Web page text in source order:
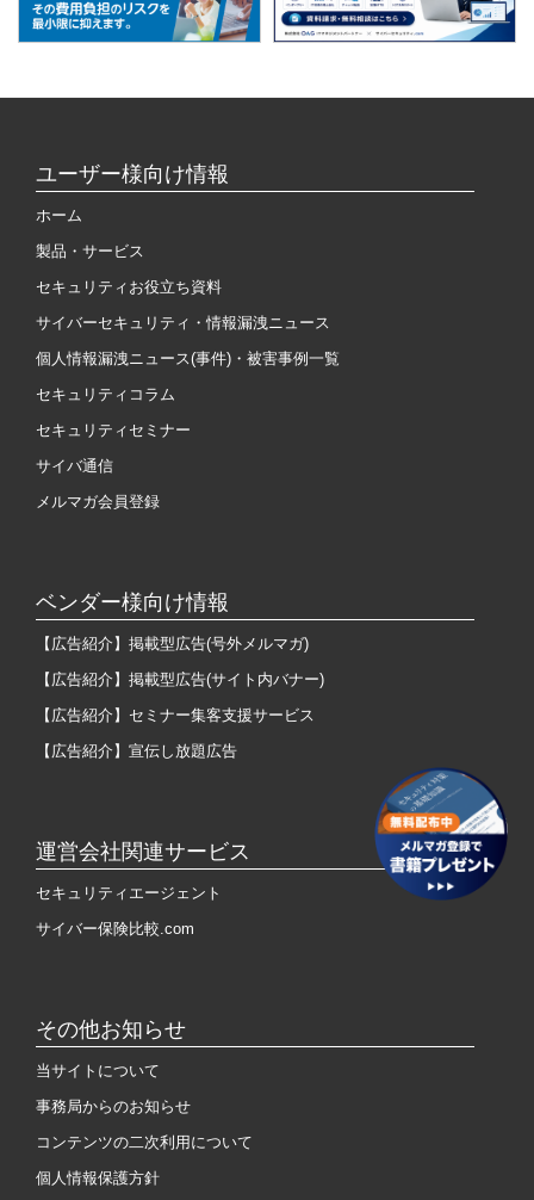
ユーザー様向け情報
ホーム
製品・サービス
セキュリティお役立ち資料
サイバーセキュリティ・情報漏洩ニュース
個人情報漏洩ニュース(事件)・被害事例一覧
セキュリティコラム
セキュリティセミナー
サイバ通信
メルマガ会員登録
ベンダー様向け情報
【広告紹介】掲載型広告(号外メルマガ)
【広告紹介】掲載型広告(サイト内バナー)
【広告紹介】セミナー集客支援サービス
【広告紹介】宣伝し放題広告
運営会社関連サービス
セキュリティエージェント
サイバー保険比較.com
その他お知らせ
当サイトについて
事務局からのお知らせ
コンテンツの二次利用について
個人情報保護方針